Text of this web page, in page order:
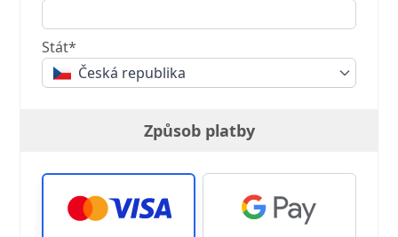
Stát*
Česká republika
Způsob platby